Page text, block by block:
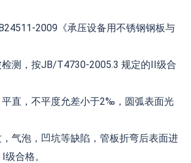
2009《承压设备用不锈钢钢板与
测，按JB/T4730-2005.3 规定的II级合
平直，不平度允差小于2‰，圆弧表面光
气泡，凹坑等缺陷，管板折弯后表面进
合格。